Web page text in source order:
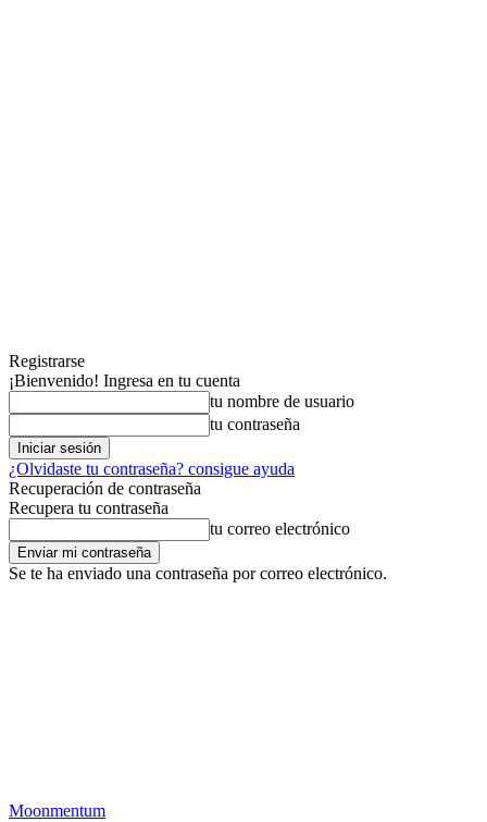
Registrarse
¡Bienvenido! Ingresa en tu cuenta
tu nombre de usuario
tu contraseña
¿Olvidaste tu contraseña? consigue ayuda
Recuperación de contraseña
Recupera tu contraseña
tu correo electrónico
Se te ha enviado una contraseña por correo electrónico.
Moonmentum